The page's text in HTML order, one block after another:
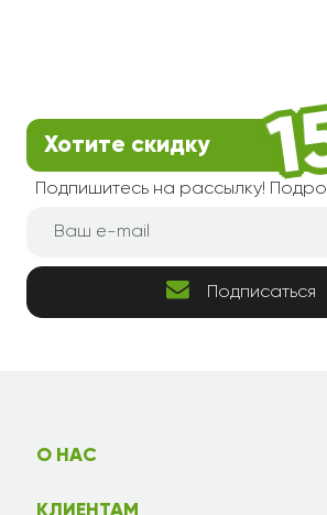
Хотите скидку
Подпишитесь на рассылку!
Подписаться
О НАС
КЛИЕНТАМ